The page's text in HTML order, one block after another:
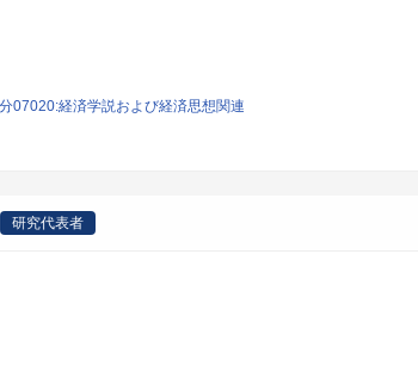
07020:経済学説および経済思想関連
研究代表者